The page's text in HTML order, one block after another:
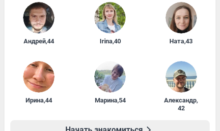
Андрей,44 Irina,40 Ната,43
Ирина,44 Марина,54 Александр,
42